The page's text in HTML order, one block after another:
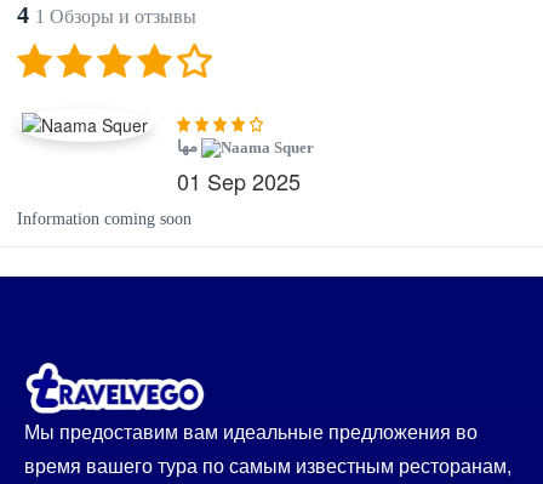
4 1 Обзоры и отзывы
01 Sep 2025
Information coming soon
Мы предоставим вам идеальные предложения во
время вашего тура по самым известным ресторанам,